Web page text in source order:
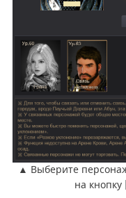
▲ Выберите
на